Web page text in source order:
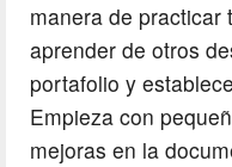
manera de practicar
aprender de otros
portafolio y
Empieza con
mejoras en la